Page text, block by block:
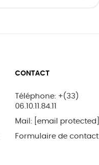
CONTACT
Téléphone: +(33)
06.10.11.84.11
Mail:
[email protected]
Formulaire de contact